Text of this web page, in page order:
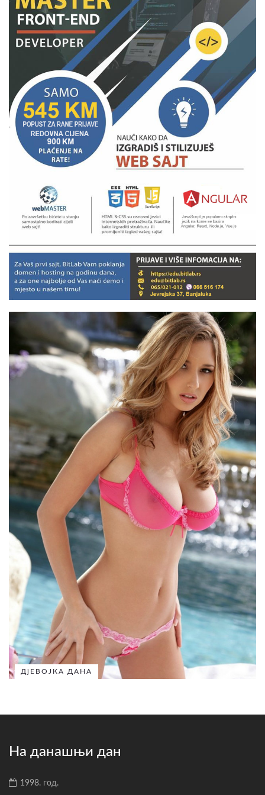
ДјЕВОЈКА ДАНА
На данашњи дан
1998. год.